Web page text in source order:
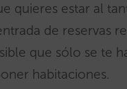
quieres estar al
de reservas
que sólo se te
habitaciones.